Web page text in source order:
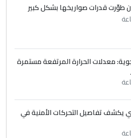
استاذ حامدتركان. كلام
الحقيقي للإنسان
على الكفاءة ...
واغتصاب الأرض.. بلاد
والتصحر!!
طوّرت قدرات صواريخها بشكل كبير
معدلات الحرارة المرتفعة مستمرة
يكشف تفاصيل التحركات الأمنية في